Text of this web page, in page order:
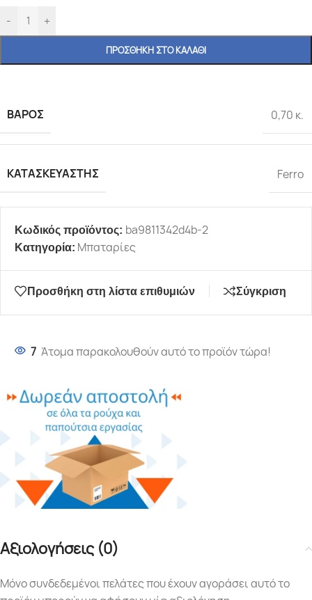
- +
ΠΡΟΣΘΉΚΗ ΣΤΟ ΚΑΛΆΘΙ
ΒΆΡΟΣ 0,70 κ.
ΚΑΤΑΣΚΕΥΑΣΤΉΣ Ferro
Κωδικός προϊόντος: ba9811342d4b-2
Κατηγορία: Μπαταρίες
Προσθήκη στη λίστα επιθυμιών Σύγκριση
7 Άτομα παρακολουθούν αυτό το προϊόν τώρα!
Αξιολογήσεις (0)
Μόνο συνδεδεμένοι πελάτες που έχουν αγοράσει αυτό το